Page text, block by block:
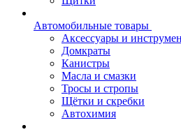
Автомобильные товары
Аксессуары и
Домкраты
Канистры
Масла и смазки
Тросы и стропы
Щётки и скребки
Автохимия